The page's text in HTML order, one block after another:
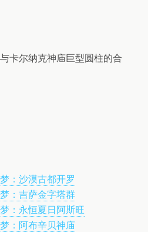
卡尔纳克神庙巨型圆柱的合
：沙漠古都开罗
：吉萨金字塔群
：永恒夏日阿斯旺
：阿布辛贝神庙